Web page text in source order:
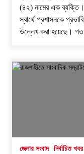
(৪২) নামের এক
স্বার্থে প্রশাসনকে
উল্লেখ করা হয়েছে।
জেলার সংবাদ নির্বাচিত খবর